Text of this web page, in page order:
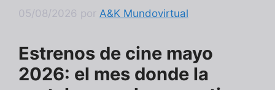
05/08/2026 por A&K Mundovirtual
Estrenos de cine mayo
2026: el mes donde la